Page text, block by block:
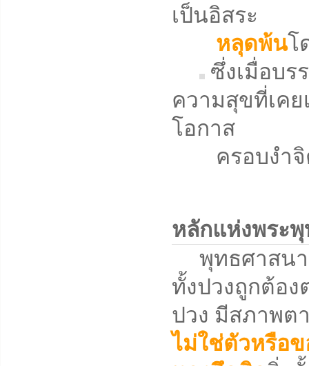
เป็นอิสระ
หลุดพ้นโ
ซึ่งเมื่อบร
ความสุขที่เค
โอกาส
ครอบงำจิต
หลักแห่งพระ
พุทธศาสนา
ทั้งปวงถูกต้อง
ปวง มีสภาพต
ไม่ใช่ตัวหรือข